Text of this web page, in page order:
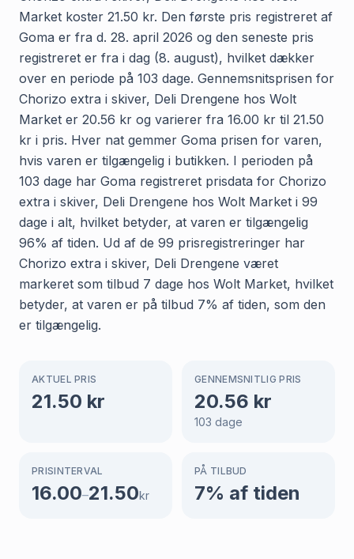
Market koster 21.50 kr. Den første pris registreret af
Goma er fra d. 28. april 2026 og den seneste pris
registreret er fra i dag (8. august), hvilket dækker
over en periode på 103 dage. Gennemsnitsprisen for
Chorizo extra i skiver, Deli Drengene hos Wolt
Market er 20.56 kr og varierer fra 16.00 kr til 21.50
kr i pris. Hver nat gemmer Goma prisen for varen,
hvis varen er tilgængelig i butikken. I perioden på
103 dage har Goma registreret prisdata for Chorizo
extra i skiver, Deli Drengene hos Wolt Market i 99
dage i alt, hvilket betyder, at varen er tilgængelig
96% af tiden. Ud af de 99 prisregistreringer har
Chorizo extra i skiver, Deli Drengene været
markeret som tilbud 7 dage hos Wolt Market, hvilket
betyder, at varen er på tilbud 7% af tiden, som den
er tilgængelig.
AKTUEL PRIS
21.50 kr
GENNEMSNITLIG PRIS
20.56 kr
103 dage
PRISINTERVAL
16.00–21.50kr
PÅ TILBUD
7% af tiden